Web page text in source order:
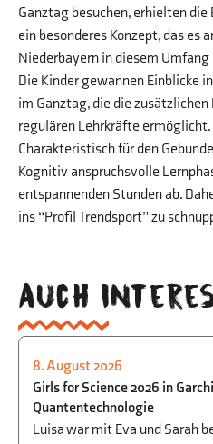
Ganztag besuchen, erhielten
ein besonderes Konzept, das es
Niederbayern in diesem
Die Kinder gewannen Einblicke
im Ganztag, die die
regulären Lehrkräfte ermöglicht.
Charakteristisch für den
Kognitiv anspruchsvolle
entspannenden Stunden ab.
ins “Profil Trendsport” zu
Auch
PHYSIK,
UND
8. August 2026
Girls for Science 2026 in
Quantentechnologie
Luisa war mit Eva und Sarah